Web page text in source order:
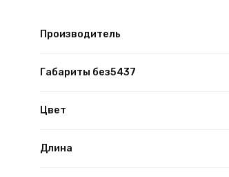
Производитель
Габариты без5437
Цвет
Длина